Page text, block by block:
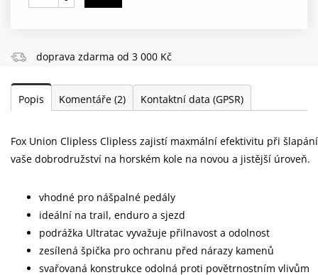
doprava zdarma od 3 000 Kč
Popis Komentáře (2) Kontaktní data (GPSR)
Fox Union Clipless Clipless zajistí maxmální efektivitu při
vaše dobrodružství na horském kole na novou a jistější úroveň.
vhodné pro nášpalné pedály
ideální na trail, enduro a sjezd
podrážka Ultratac vyvažuje přilnavost a odolnost
zesílená špička pro ochranu před nárazy kamenů
svařovaná konstrukce odolná proti povětrnostním vlivům